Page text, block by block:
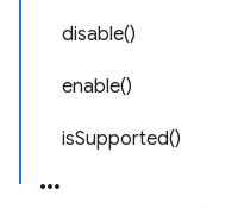
disable()
enable()
isSupported()